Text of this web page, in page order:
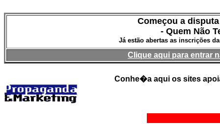
Começou a
- Quem Não
Já estão abertas as inscrições
Clique aqui para entrar
Conhe�a aqui os sites